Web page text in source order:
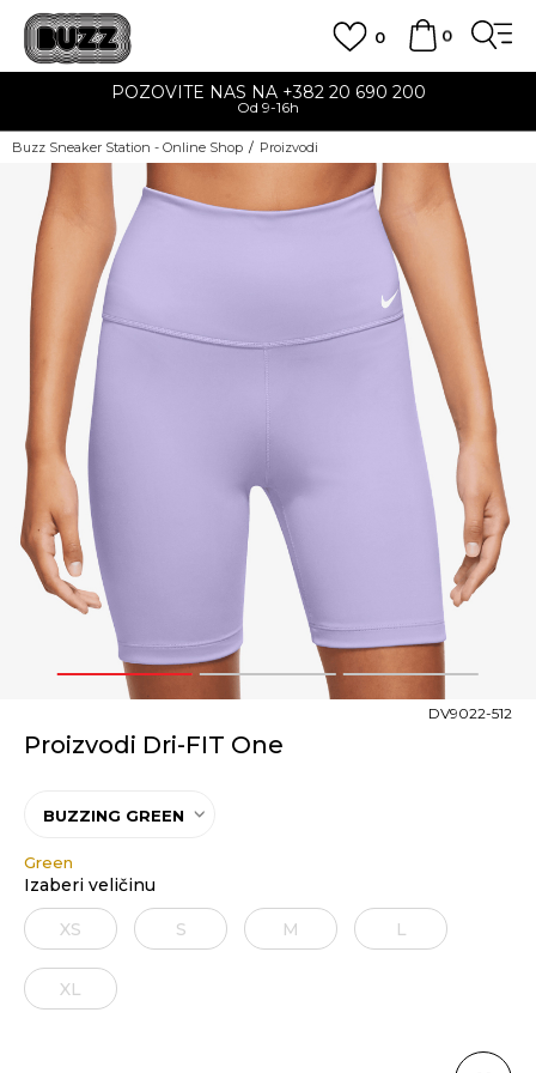
0
0
POZOVITE NAS NA +382 20 690 200
Od 9-16h
Buzz Sneaker Station - Online Shop Proizvodi
1 2 3
Proizvodi Dri-FIT One
DV9022-512
BUZZING GREEN
Green
Izaberi veličinu
XS S M L
XL